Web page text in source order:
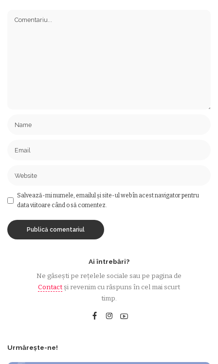
Salvează-mi numele, emailul și site-ul web în acest navigator pentru
data viitoare când o să comentez.
Ai întrebări?
Ne găsești pe rețelele sociale sau pe pagina de
Contactși revenim cu răspuns în cel mai scurt
timp.
Urmărește-ne!